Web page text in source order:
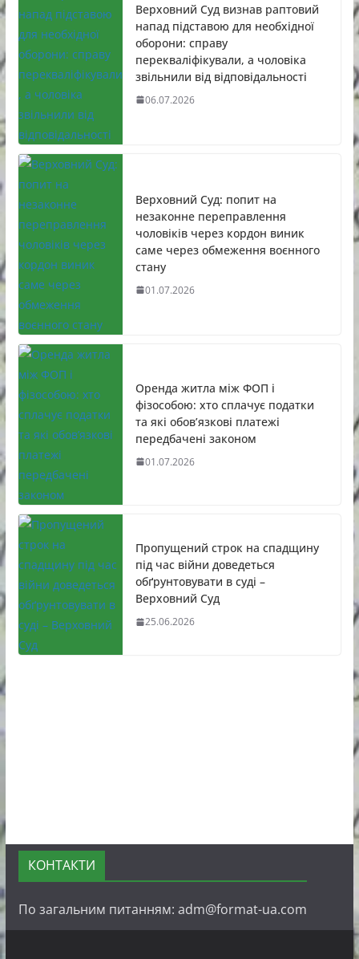
Верховний Суд визнав раптовий
напад підставою для необхідної
оборони: справу
перекваліфікували, а чоловіка
звільнили від відповідальності
06.07.2026
Верховний Суд: попит на
незаконне переправлення
чоловіків через кордон виник
саме через обмеження воєнного
стану
01.07.2026
Оренда житла між ФОП і
фізособою: хто сплачує податки
та які обов’язкові платежі
передбачені законом
01.07.2026
Пропущений строк на спадщину
під час війни доведеться
обґрунтовувати в суді –
Верховний Суд
25.06.2026
КОНТАКТИ
По загальним питанням: adm@format-ua.com